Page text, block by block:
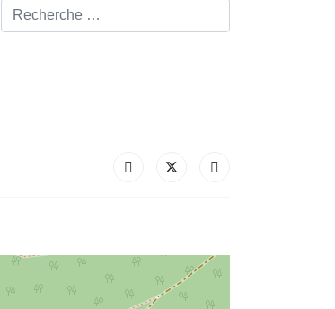
Rechercher ...